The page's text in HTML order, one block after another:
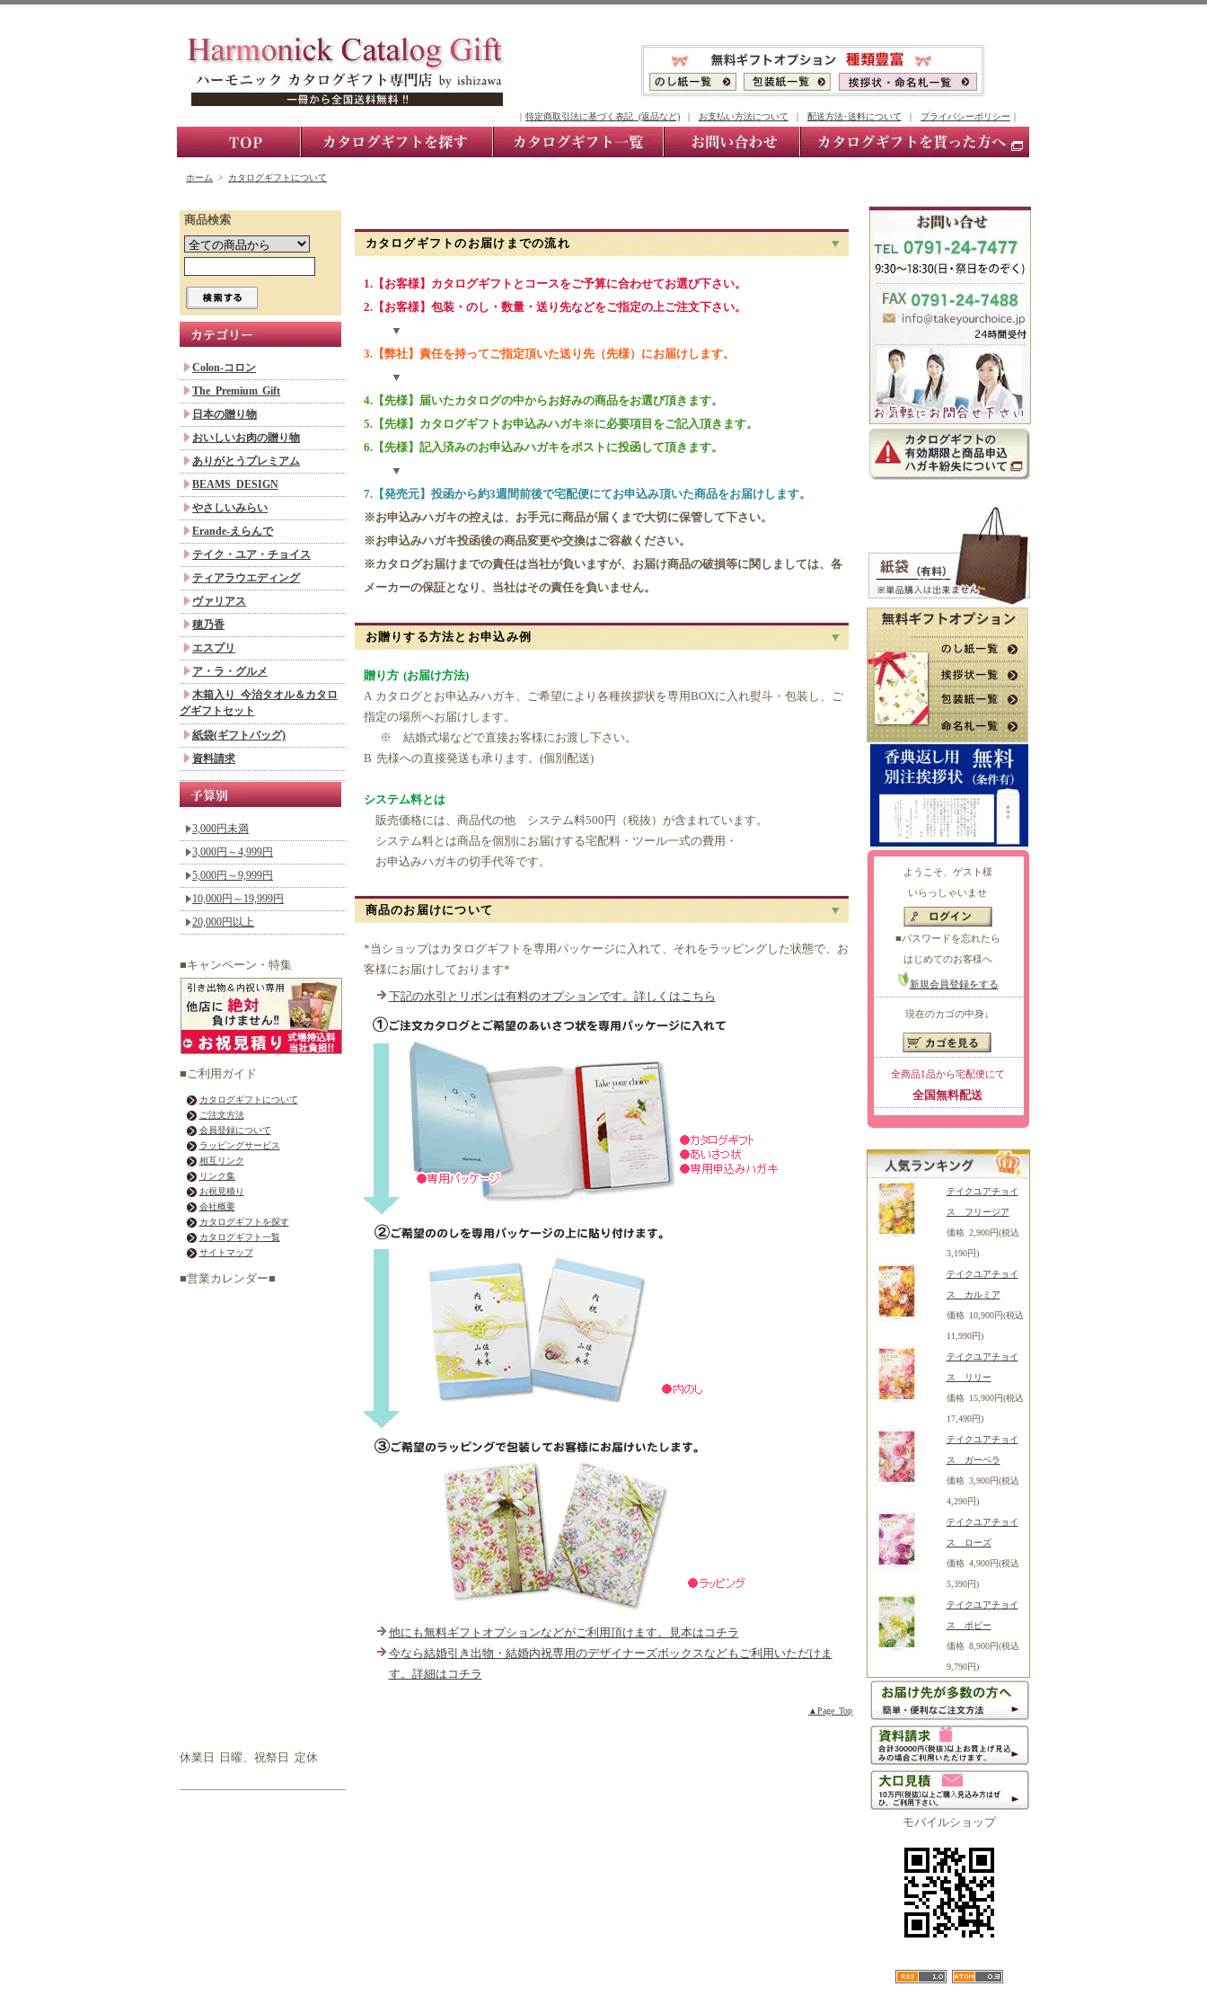
｜特定商取引法に基づく表記 (返品など)｜ お支払い方法について ｜ 配送方法･送料について ｜ プライバシーポリシー ｜
ホーム > カタログギフトについて
商品検索
Colon-コロン
The Premium Gift
日本の贈り物
おいしいお肉の贈り物
ありがとうプレミアム
BEAMS DESIGN
やさしいみらい
Erande-えらんで
テイク・ユア・チョイス
ティアラウエディング
ヴァリアス
穂乃香
エスプリ
ア・ラ・グルメ
木箱入り 今治タオル＆カタロ
グギフトセット
紙袋(ギフトバッグ)
資料請求
3,000円未満
3,000円～4,999円
5,000円～9,999円
10,000円～19,999円
20,000円以上
■キャンペーン・特集
■ご利用ガイド
カタログギフトについて
ご注文方法
会員登録について
ラッピングサービス
相互リンク
リンク集
お祝見積り
会社概要
カタログギフトを探す
カタログギフト一覧
サイトマップ
■営業カレンダー■
休業日 日曜、祝祭日 定休
カタログギフトのお届けまでの流れ
1.【お客様】カタログギフトとコースをご予算に合わせてお選び下さい。
2.【お客様】包装・のし・数量・送り先などをご指定の上ご注文下さい。
▼
3.【弊社】責任を持ってご指定頂いた送り先（先様）にお届けします。
▼
4.【先様】届いたカタログの中からお好みの商品をお選び頂きます。
5.【先様】カタログギフトお申込みハガキ※に必要項目をご記入頂きます。
6.【先様】記入済みのお申込みハガキをポストに投函して頂きます。
▼
7.【発売元】投函から約3週間前後で宅配便にてお申込み頂いた商品をお届けします。
※お申込みハガキの控えは、お手元に商品が届くまで大切に保管して下さい。
※お申込みハガキ投函後の商品変更や交換はご容赦ください。
※カタログお届けまでの責任は当社が負いますが、お届け商品の破損等に関しましては、各
メーカーの保証となり、当社はその責任を負いません。
お贈りする方法とお申込み例
贈り方 (お届け方法)
A カタログとお申込みハガキ、ご希望により各種挨拶状を専用BOXに入れ熨斗・包装し、ご
指定の場所へお届けします。
※ 結婚式場などで直接お客様にお渡し下さい。
B 先様への直接発送も承ります。(個別配送)
システム料とは
販売価格には、商品代の他 システム料500円（税抜）が含まれています。
システム料とは商品を個別にお届けする宅配料・ツール一式の費用・
お申込みハガキの切手代等です。
商品のお届けについて
*当ショップはカタログギフトを専用パッケージに入れて、それをラッピングした状態で、お
客様にお届けしております*
下記の水引とリボンは有料のオプションです。詳しくはこちら
他にも無料ギフトオプションなどがご利用頂けます。見本はコチラ
今なら結婚引き出物・結婚内祝専用のデザイナーズボックスなどもご利用いただけま
す。詳細はコチラ
▲Page Top
ようこそ、ゲスト様
いらっしゃいませ
■パスワードを忘れたら
はじめてのお客様へ
新規会員登録をする
現在のカゴの中身↓
全商品1品から宅配便にて
全国無料配送
テイクユアチョイ
ス フリージア
価格 2,900円(税込
3,190円)
テイクユアチョイ
ス カルミア
価格 10,900円(税込
11,990円)
テイクユアチョイ
ス リリー
価格 15,900円(税込
17,490円)
テイクユアチョイ
ス ガーベラ
価格 3,900円(税込
4,290円)
テイクユアチョイ
ス ローズ
価格 4,900円(税込
5,390円)
テイクユアチョイ
ス ポピー
価格 8,900円(税込
9,790円)
モバイルショップ